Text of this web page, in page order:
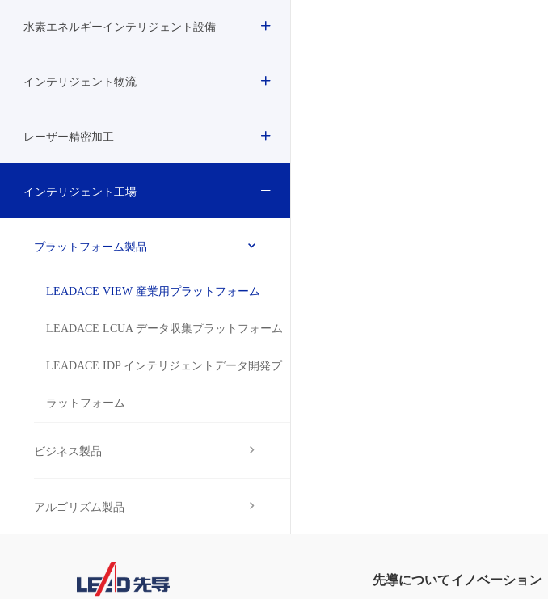
水素エネルギーインテリジェント設備
インテリジェント物流
レーザー精密加工
インテリジェント工場
プラットフォーム製品
LEADACE VIEW 産業用プラットフォーム
LEADACE LCUA データ収集プラットフォーム
LEADACE IDP インテリジェントデータ開発プ
ラットフォーム
ビジネス製品
アルゴリズム製品
先導についてイノベーション